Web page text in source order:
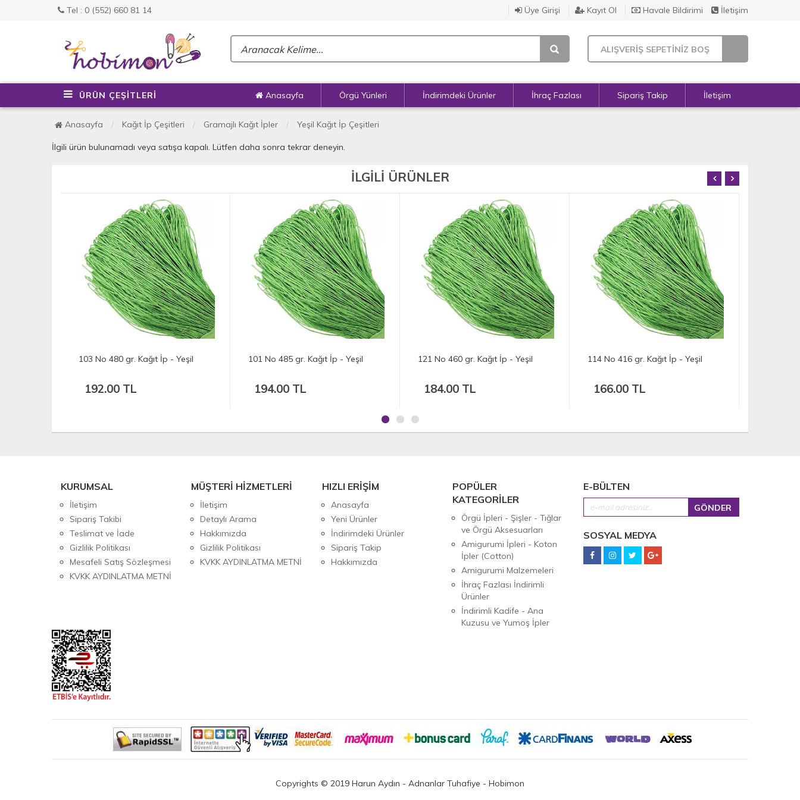
Tel : 0 (552) 660 81 14 Üye Girişi Kayıt Ol Havale Bildirimi İletişim
ALIŞVERİŞ SEPETİNİZ BOŞ
ÜRÜN ÇEŞİTLERİ Anasayfa Örgü Yünleri İndirimdeki Ürünler İhraç Fazlası Sipariş Takip İletişim
Anasayfa Kağıt İp Çeşitleri Gramajlı Kağıt İpler Yeşil Kağıt İp Çeşitleri
İlgili ürün bulunamadı veya satışa kapalı. Lütfen daha sonra tekrar deneyin.
İLGİLİ ÜRÜNLER
103 No 480 gr. Kağıt İp - Yeşil
192.00 TL
101 No 485 gr. Kağıt İp - Yeşil
194.00 TL
121 No 460 gr. Kağıt İp - Yeşil
184.00 TL
114 No 416 gr. Kağıt İp - Yeşil
166.00 TL
KURUMSAL
İletişim
Sipariş Takibi
Teslimat ve İade
Gizlilik Politikası
Mesafeli Satış Sözleşmesi
KVKK AYDINLATMA METNİ
MÜŞTERİ HİZMETLERİ
İletişim
Detaylı Arama
Hakkımızda
Gizlilik Politikası
KVKK AYDINLATMA METNİ
HIZLI ERİŞİM
Anasayfa
Yeni Ürünler
İndirimdeki Ürünler
Sipariş Takip
Hakkımızda
POPÜLER
KATEGORİLER
Örgü İpleri - Şişler - Tığlar
ve Örgü Aksesuarları
Amigurumi İpleri - Koton
İpler (Cotton)
Amigurumi Malzemeleri
İhraç Fazlası İndirimli
Ürünler
İndirimli Kadife - Ana
Kuzusu ve Yumoş İpler
E-BÜLTEN
SOSYAL MEDYA
Copyrights © 2019 Harun Aydın - Adnanlar Tuhafiye - Hobimon